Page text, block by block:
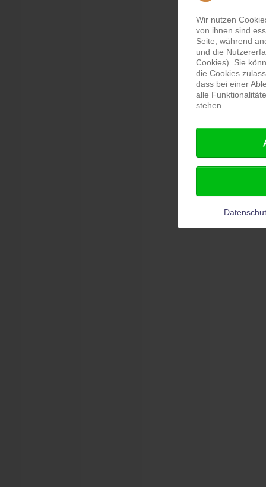
Wir nutzen
von ihnen sind
Seite, während
und die
Cookies). Sie
die Cookies
dass bei einer
alle
stehen.